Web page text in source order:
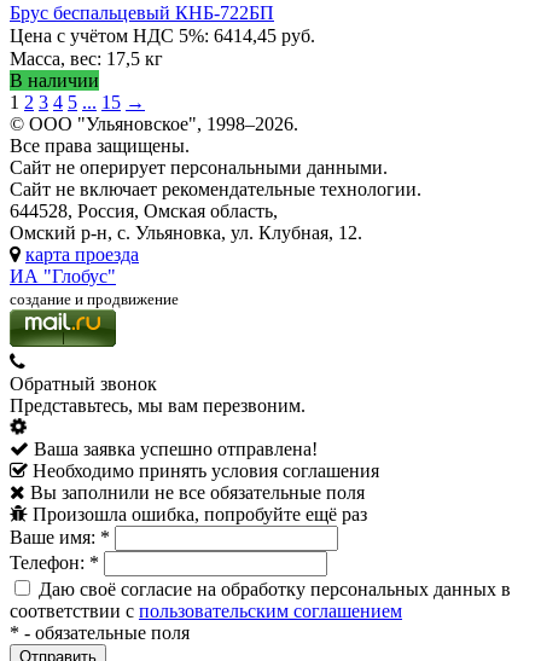
Брус беспальцевый КНБ-722БП
Цена с учётом НДС 5%: 6414,45 руб.
Масса, вес: 17,5 кг
В наличии
1 2 3 4 5 ... 15 →
© ООО "Ульяновское", 1998–2026.
Все права защищены.
Сайт не оперирует персональными данными.
Сайт не включает рекомендательные технологии.
644528, Россия, Омская область,
Омский р-н, с. Ульяновка, ул. Клубная, 12.
карта проезда
ИА "Глобус"
создание и продвижение
Обратный звонок
Представьтесь, мы вам перезвоним.
Ваша заявка успешно отправлена!
Необходимо принять условия соглашения
Вы заполнили не все обязательные поля
Произошла ошибка, попробуйте ещё раз
Ваше имя: *
Телефон: *
Даю своё согласие на обработку персональных данных в
соответствии с пользовательским соглашением
* - обязательные поля